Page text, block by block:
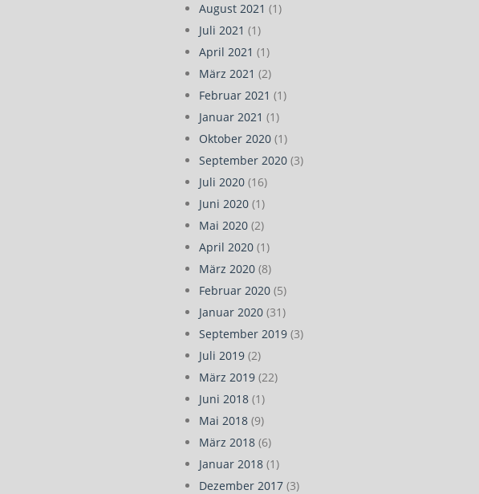
August 2021 (1)
Juli 2021 (1)
April 2021 (1)
März 2021 (2)
Februar 2021 (1)
Januar 2021 (1)
Oktober 2020 (1)
September 2020 (3)
Juli 2020 (16)
Juni 2020 (1)
Mai 2020 (2)
April 2020 (1)
März 2020 (8)
Februar 2020 (5)
Januar 2020 (31)
September 2019 (3)
Juli 2019 (2)
März 2019 (22)
Juni 2018 (1)
Mai 2018 (9)
März 2018 (6)
Januar 2018 (1)
Dezember 2017 (3)